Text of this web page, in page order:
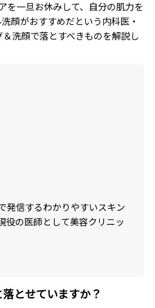
を一旦お休みして、自分の肌力を
顔がおすすめだという内科医・
洗顔で落とすべきものを解説し
発信するわかりやすいスキン
役の医師として美容クリニッ
とせていますか？